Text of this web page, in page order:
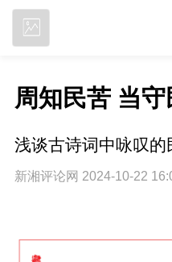
周知民苦 当守
浅谈古诗词中咏叹的
新湘评论网 2024-10-22